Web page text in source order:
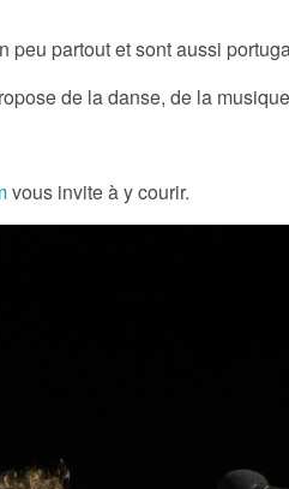
peu partout et sont aussi
de la danse, de la
vous invite à y courir.